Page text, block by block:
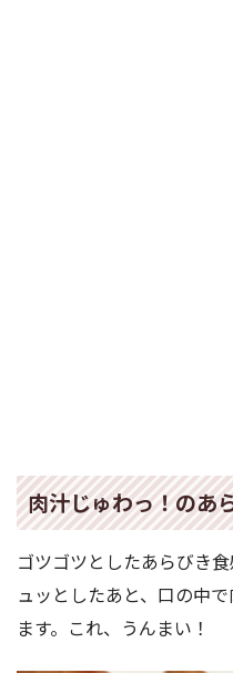
肉汁じゅわっ！のあ
ゴツゴツとしたあらびき
ュッとしたあと、口の中
ます。これ、うんまい！